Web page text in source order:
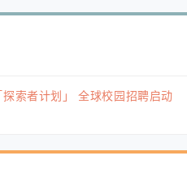
索者计划」 全球校园招聘启动